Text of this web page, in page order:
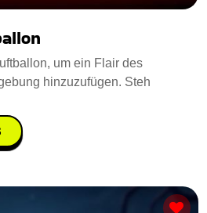
um ein Flair des
hinzuzufügen. Steh